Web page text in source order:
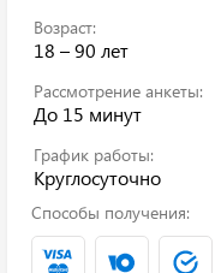
Возраст:
18 – 90 лет
Рассмотрение анкеты:
До 15 минут
График работы:
Круглосуточно
Способы получения: